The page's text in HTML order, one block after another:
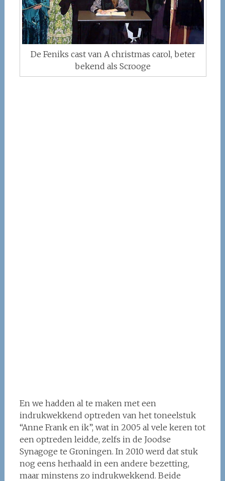
De Feniks cast van A christmas carol, beter
bekend als Scrooge
En we hadden al te maken met een
indrukwekkend optreden van het toneelstuk
“Anne Frank en ik”, wat in 2005 al vele keren tot
een optreden leidde, zelfs in de Joodse
Synagoge te Groningen. In 2010 werd dat stuk
nog eens herhaald in een andere bezetting,
maar minstens zo indrukwekkend. Beide